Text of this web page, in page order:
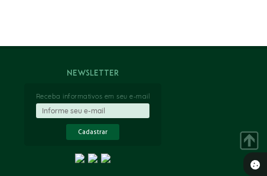
Newsletter
Receba informativos em seu e-mail
Cadastrar